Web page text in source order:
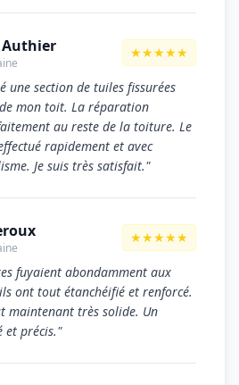
Authier ★★★★★
une section de tuiles fissurées
mon toit. La réparation
au reste de la toiture. Le
rapidement et avec
Je suis très satisfait."
★★★★★
fuyaient abondamment aux
ont tout étanchéifié et renforcé.
maintenant très solide. Un
et précis."